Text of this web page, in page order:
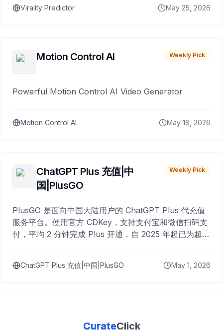
Virality Predictor May 25, 2026
Motion Control AI Weekly Pick
Powerful Motion Control AI Video Generator
Motion Control AI May 18, 2026
ChatGPT Plus 充值|中
国|PlusGO
Weekly Pick
PlusGO 是面向中国大陆用户的 ChatGPT Plus 代充值
服务平台。使用官方 CDKey，支持支付宝和微信扫码支
付，平均 2 分钟完成 Plus 开通，自 2025 年起已为超过
ChatGPT Plus 充值|中国|PlusGO May 1, 2026
CurateClick